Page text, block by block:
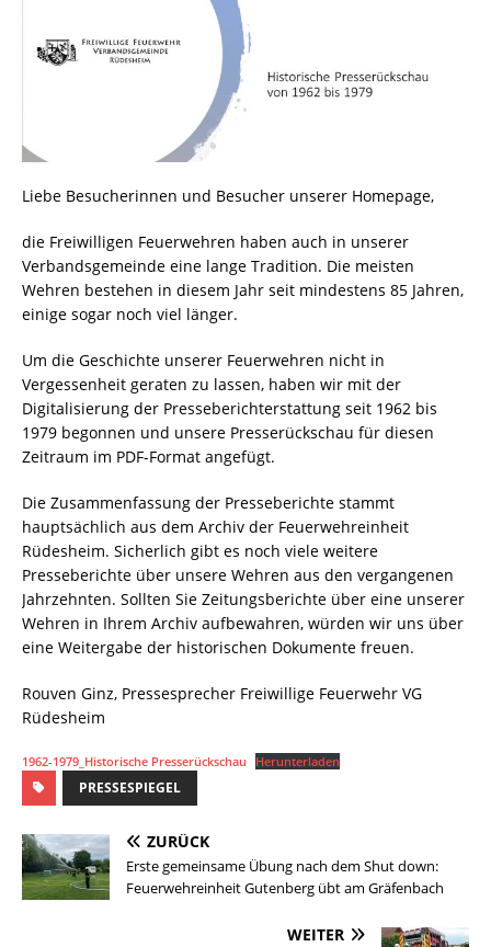
Liebe Besucherinnen und Besucher unserer Homepage,
die Freiwilligen Feuerwehren haben auch in unserer
Verbandsgemeinde eine lange Tradition. Die meisten
Wehren bestehen in diesem Jahr seit mindestens 85 Jahren,
einige sogar noch viel länger.
Um die Geschichte unserer Feuerwehren nicht in
Vergessenheit geraten zu lassen, haben wir mit der
Digitalisierung der Presseberichterstattung seit 1962 bis
1979 begonnen und unsere Presserückschau für diesen
Zeitraum im PDF-Format angefügt.
Die Zusammenfassung der Presseberichte stammt
hauptsächlich aus dem Archiv der Feuerwehreinheit
Rüdesheim. Sicherlich gibt es noch viele weitere
Presseberichte über unsere Wehren aus den vergangenen
Jahrzehnten. Sollten Sie Zeitungsberichte über eine unserer
Wehren in Ihrem Archiv aufbewahren, würden wir uns über
eine Weitergabe der historischen Dokumente freuen.
Rouven Ginz, Pressesprecher Freiwillige Feuerwehr VG
Rüdesheim
1962-1979_Historische Presserückschau Herunterladen
PRESSESPIEGEL
ZURÜCK
Erste gemeinsame Übung nach dem Shut down:
Feuerwehreinheit Gutenberg übt am Gräfenbach
WEITER